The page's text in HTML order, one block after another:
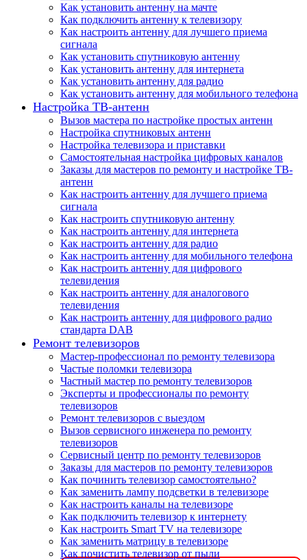
Как установить антенну на мачте
Как подключить антенну к телевизору
Как настроить антенну для лучшего приема
сигнала
Как установить спутниковую антенну
Как установить антенну для интернета
Как установить антенну для радио
Как установить антенну для мобильного телефона
Настройка ТВ-антенн
Вызов мастера по настройке простых антенн
Настройка спутниковых антенн
Настройка телевизора и приставки
Самостоятельная настройка цифровых каналов
Заказы для мастеров по ремонту и настройке ТВ-
антенн
Как настроить антенну для лучшего приема
сигнала
Как настроить спутниковую антенну
Как настроить антенну для интернета
Как настроить антенну для радио
Как настроить антенну для мобильного телефона
Как настроить антенну для цифрового
телевидения
Как настроить антенну для аналогового
телевидения
Как настроить антенну для цифрового радио
стандарта DAB
Ремонт телевизоров
Мастер-профессионал по ремонту телевизора
Частые поломки телевизора
Частный мастер по ремонту телевизоров
Эксперты и профессионалы по ремонту
телевизоров
Ремонт телевизоров с выездом
Вызов сервисного инженера по ремонту
телевизоров
Сервисный центр по ремонту телевизоров
Заказы для мастеров по ремонту телевизоров
Как починить телевизор самостоятельно?
Как заменить лампу подсветки в телевизоре
Как настроить каналы на телевизоре
Как подключить телевизор к интернету
Как настроить Smart TV на телевизоре
Как заменить матрицу в телевизоре
Как почистить телевизор от пыли